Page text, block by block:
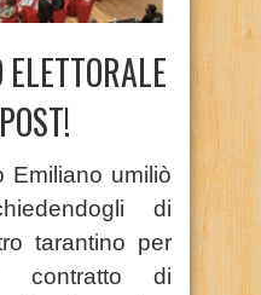
Emiliano umiliò
di
tarantino per
contratto di